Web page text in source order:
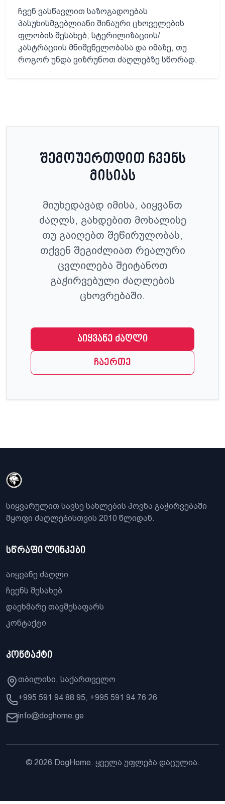
ჩვენ ვასწავლით საზოგადოებას
პასუხისმგებლიანი შინაური ცხოველების
ფლობის შესახებ, სტერილიზაციის/
კასტრაციის მნიშვნელობასა და იმაზე, თუ
როგორ უნდა ვიზრუნოთ ძაღლებზე სწორად.
შემოუერთდით ჩვენს
მისიას
მიუხედავად იმისა, აიყვანთ
ძაღლს, გახდებით მოხალისე
თუ გაიღებთ შეწირულობას,
თქვენ შეგიძლიათ რეალური
ცვლილება შეიტანოთ
გაჭირვებული ძაღლების
ცხოვრებაში.
აიყვანე ძაღლი
ჩაერთე
სიყვარულით სავსე სახლების პოვნა გაჭირვებაში
მყოფი ძაღლებისთვის 2010 წლიდან.
სწრაფი ლინკები
აიყვანე ძაღლი
ჩვენს შესახებ
დაეხმარე თავშესაფარს
კონტაქტი
კონტაქტი
თბილისი, საქართველო
+995 591 94 88 95, +995 591 94 76 26
info@doghome.ge
© 2026 DogHome. ყველა უფლება დაცულია.